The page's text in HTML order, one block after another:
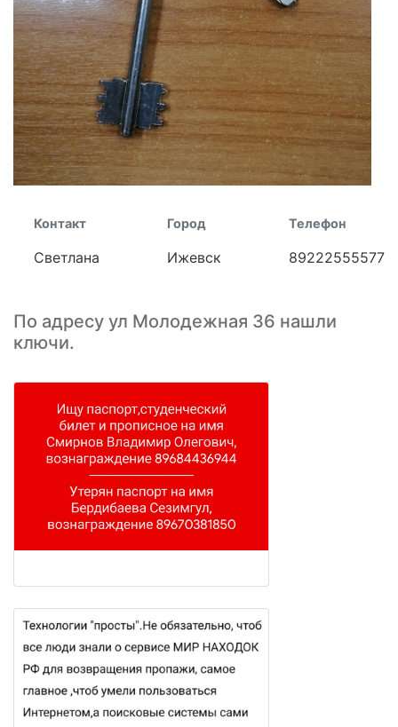
Контакт
Светлана
Город
Ижевск
Телефон
89222555577
По адресу ул Молодежная 36 нашли
ключи.